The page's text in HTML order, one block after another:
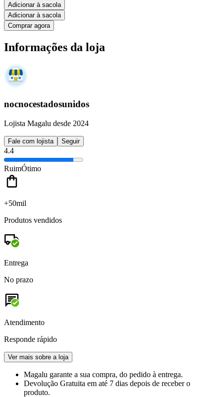
Adicionar à sacola
Adicionar à sacola
Comprar agora
Informações da loja
nocnocestadosunidos
Lojista Magalu desde 2024
Fale com lojista Seguir
4.4
RuimÓtimo
+50mil
Produtos vendidos
Entrega
No prazo
Atendimento
Responde rápido
Ver mais sobre a loja
Magalu garante a sua compra, do pedido à entrega.
Devolução Gratuita em até 7 dias depois de receber o
produto.